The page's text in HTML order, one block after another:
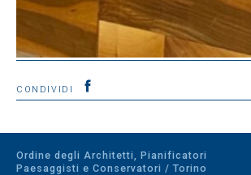
CONDIVIDI
Ordine degli Architetti, Pianificatori
Paesaggisti e Conservatori / Torino